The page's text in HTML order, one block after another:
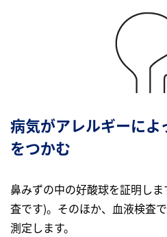
病気がアレルギーに
をつかむ
鼻みずの中の好酸球を証明し
査です)。そのほか、血液検査
測定します。